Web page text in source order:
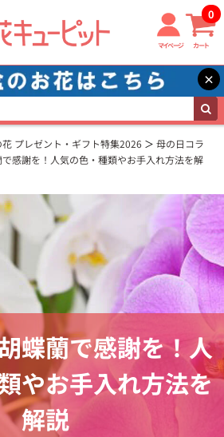
マイページ カート
0
×
プレゼント・ギフト特集2026
母の日コラ
感謝を！人気の色・種類やお手入れ方法を解
蝶蘭で感謝を！人
やお手入れ方法を
解説